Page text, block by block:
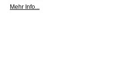
Mehr Info...